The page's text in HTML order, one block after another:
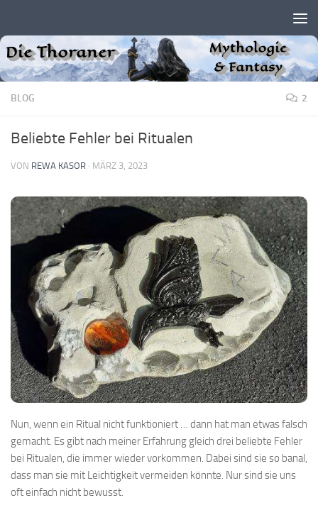
BLOG 2
Beliebte Fehler bei Ritualen
VON REWA KASOR · MÄRZ 3, 2023
Nun, wenn ein Ritual nicht funktioniert … dann hat man etwas falsch
gemacht. Es gibt nach meiner Erfahrung gleich drei beliebte Fehler
bei Ritualen, die immer wieder vorkommen. Dabei sind sie so banal,
dass man sie mit Leichtigkeit vermeiden könnte. Nur sind sie uns
oft einfach nicht bewusst.